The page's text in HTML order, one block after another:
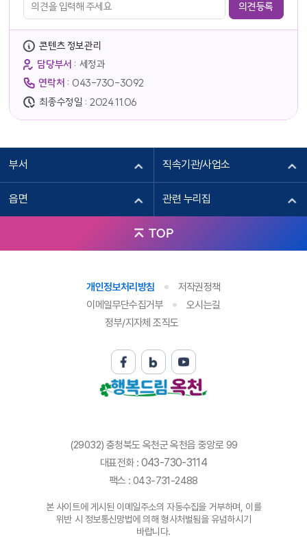
콘텐츠 정보관리
담당부서 : 세정과
연락처 : 043-730-3092
최종수정일 : 2024.11.06
부서 직속기관/사업소
읍면 관련 누리집
TOP
개인정보처리방침
저작권정책
이메일무단수집거부
오시는길
정부/지자체 조직도
(29032) 충청북도 옥천군 옥천읍 중앙로 99
대표전화 : 043-730-3114
팩스 : 043-731-2488
본 사이트에 게시된 이메일주소의 자동수집을 거부하며, 이를
위반 시 정보통신망법에 의해 형사처벌됨을 유념하시기
바랍니다.